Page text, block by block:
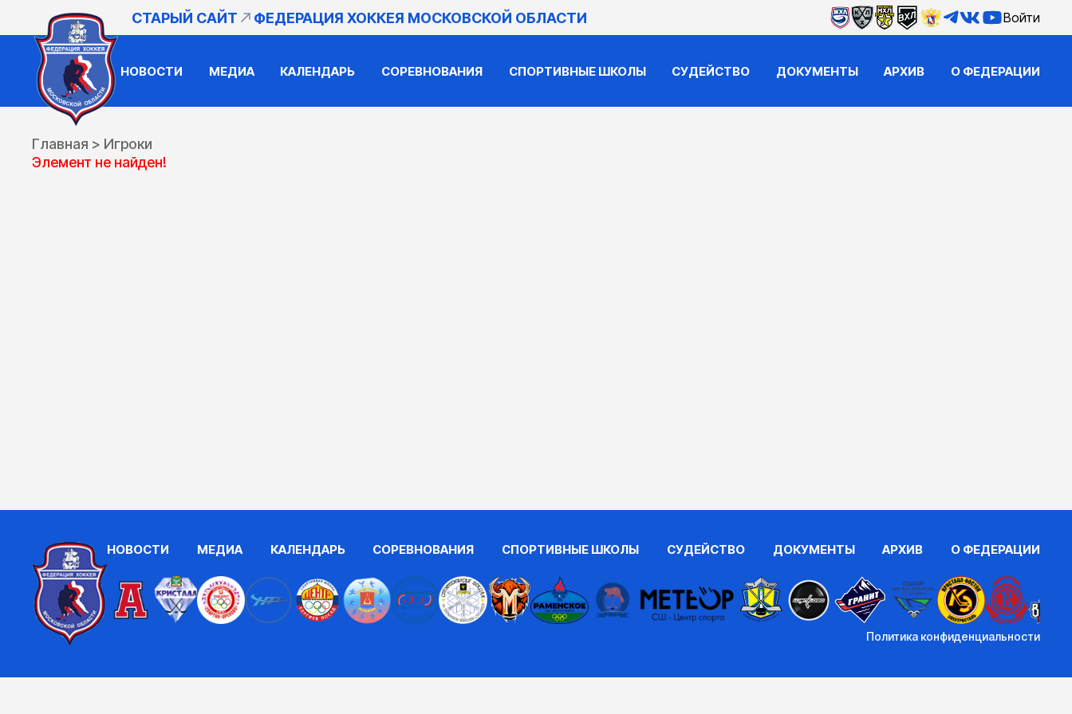
СТАРЫЙ САЙТ ФЕДЕРАЦИЯ ХОККЕЯ МОСКОВСКОЙ ОБЛАСТИ Войти
НОВОСТИ МЕДИА КАЛЕНДАРЬ СОРЕВНОВАНИЯ СПОРТИВНЫЕ ШКОЛЫ СУДЕЙСТВО ДОКУМЕНТЫ АРХИВ О ФЕДЕРАЦИИ
Главная > Игроки
Элемент не найден!
НОВОСТИ МЕДИА КАЛЕНДАРЬ СОРЕВНОВАНИЯ СПОРТИВНЫЕ ШКОЛЫ СУДЕЙСТВО ДОКУМЕНТЫ АРХИВ О ФЕДЕРАЦИИ
Политика конфиденциальности